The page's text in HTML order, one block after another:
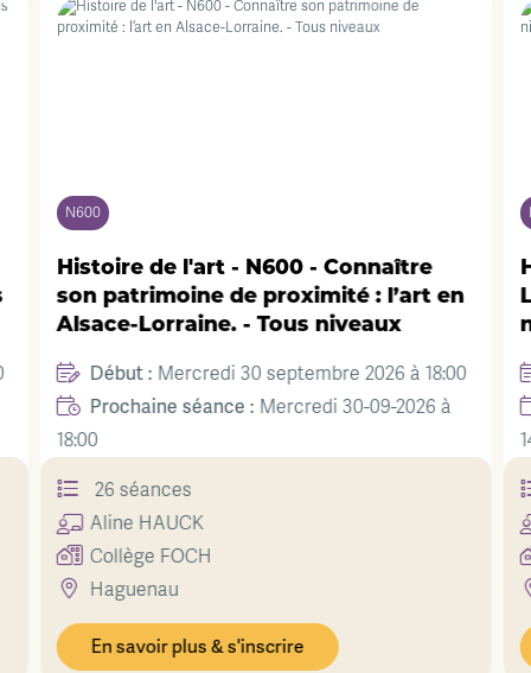
N600
Histoire de l'art - N600 - Connaître
son patrimoine de proximité : l’art en
Alsace-Lorraine. - Tous niveaux
Début : Mercredi 30 septembre 2026 à 18:00
Prochaine séance : Mercredi 30-09-2026 à
18:00
26 séances
Aline HAUCK
Collège FOCH
Haguenau
En savoir plus & s'inscrire